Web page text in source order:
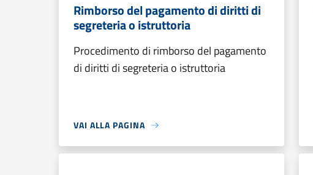
Rimborso del pagamento di diritti di
segreteria o istruttoria
Procedimento di rimborso del pagamento
di diritti di segreteria o istruttoria
VAI ALLA PAGINA